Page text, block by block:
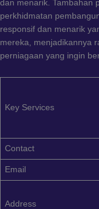
dan menarik. Tambahan
perkhidmatan
responsif dan menarik
mereka, menjadikannya
perniagaan yang ingin
Key Services
Contact
Email
Address